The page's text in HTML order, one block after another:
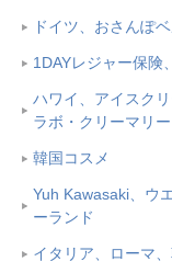
ドイツ、おさんぽ
1DAYレジャー保険
ハワイ、アイスク
ラボ・クリーマリー
韓国コスメ
Yuh Kawasaki、ウ
ーランド
イタリア、ローマ